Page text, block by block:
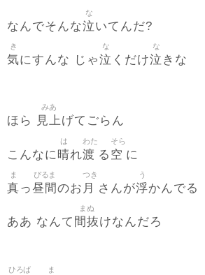
なんでそんな泣
な
いてんだ?
気
き
にすんな じゃ泣
な
くだけ泣
な
きな
ほら 見上
みあ
げてごらん
こんなに晴
は
れ渡
わた
る 空
そら
に
真
ま
っ 昼間
ぴるま
のお 月
つき
さんが浮
う
かんでる
ああ なんて 間抜
まぬ
けなんだろ
ひろば ま